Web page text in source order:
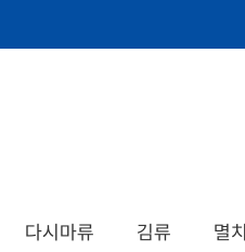
다시마류 김류 멸